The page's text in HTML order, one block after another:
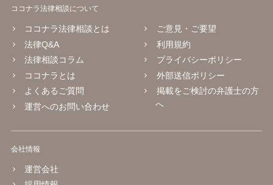
ココナラ法律相談について
ココナラ法律相談とは
法律Q&A
法律相談コラム
ココナラとは
よくあるご質問
運営へのお問い合わせ
ご意見・ご要望
利用規約
プライバシーポリシー
外部送信ポリシー
掲載をご検討の弁護士の方
へ
会社情報
運営会社